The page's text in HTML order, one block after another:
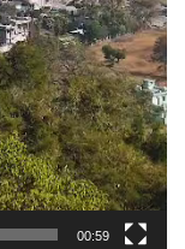
00:59